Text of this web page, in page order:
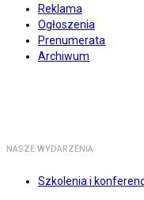
Reklama
Ogłoszenia
Prenumerata
Archiwum
NASZE WYDARZENIA
Szkolenia i